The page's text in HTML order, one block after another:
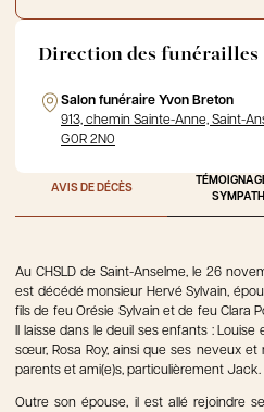
Direction des funérailles
Salon funéraire Yvon Breton
913, chemin Sainte-Anne, Saint-
G0R 2N0
AVIS DE DÉCÈS
Au CHSLD de Saint-Anselme, le 26
est décédé monsieur Hervé Sylvain,
fils de feu Orésie Sylvain et de feu Clara
Il laisse dans le deuil ses enfants :
sœur, Rosa Roy, ainsi que ses neveux
parents et ami(e)s, particulièrement Jack.
Outre son épouse, il est allé rejoindre